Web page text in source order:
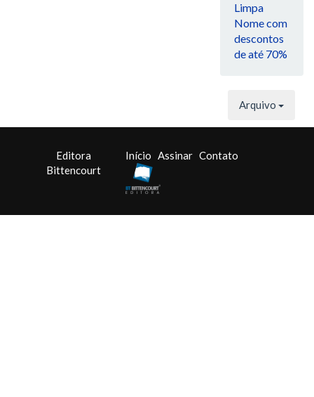
Limpa
Nome com
descontos
de até 70%
Arquivo
Editora
Bittencourt
Início Assinar Contato